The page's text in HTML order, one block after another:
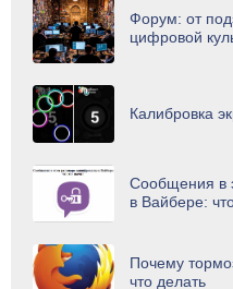
Форум: от
цифровой
Калибровка
Сообщения в
в Вайбере:
Почему
что делать